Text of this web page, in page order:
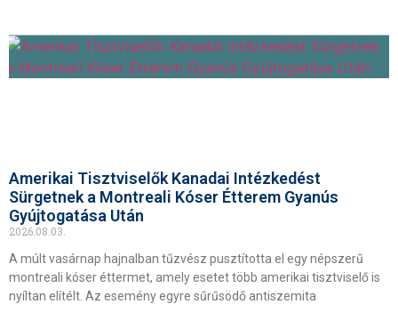
Amerikai Tisztviselők Kanadai Intézkedést
Sürgetnek a Montreali Kóser Étterem Gyanús
Gyújtogatása Után
2026.08.03.
A múlt vasárnap hajnalban tűzvész pusztította el egy népszerű
montreali kóser éttermet, amely esetet több amerikai tisztviselő is
nyíltan elítélt. Az esemény egyre sűrűsödő antiszemita